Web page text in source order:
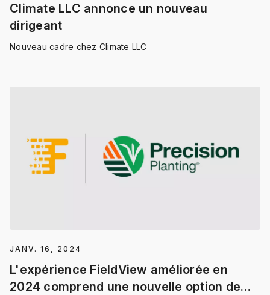
Climate LLC annonce un nouveau
dirigeant
Nouveau cadre chez Climate LLC
JANV. 16, 2024
L'expérience FieldView améliorée en
2024 comprend une nouvelle option de